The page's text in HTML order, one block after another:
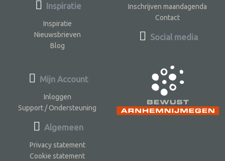
Inspiratie
Inspiratie
Nieuwsbrieven
Blog
Inschrijven maandagenda
Contact
Social media
Mijn Account
Inloggen
Support / Ondersteuning
Algemeen
Privacy statement
Cookie statement